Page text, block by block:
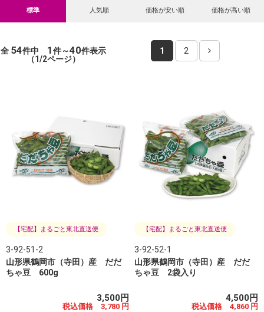
標準 人気順 価格が安い順 価格が高い順
全 54件中 1件～40件表示
（1/2ページ）
1 2
【宅配】まるごと東北直送便
3-92-51-2
山形県鶴岡市（寺田）産 だだ
ちゃ豆 600g
3,500円
税込価格 3,780 円
【宅配】まるごと東北直送便
3-92-52-1
山形県鶴岡市（寺田）産 だだ
ちゃ豆 2袋入り
4,500円
税込価格 4,860 円